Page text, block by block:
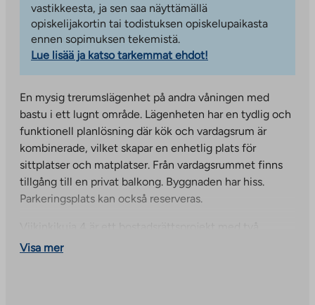
vastikkeesta, ja sen saa näyttämällä
opiskelijakortin tai todistuksen opiskelupaikasta
ennen sopimuksen tekemistä.
Lue lisää ja katso tarkemmat ehdot!
En mysig trerumslägenhet på andra våningen med
bastu i ett lugnt område. Lägenheten har en tydlig och
funktionell planlösning där kök och vardagsrum är
kombinerade, vilket skapar en enhetlig plats för
sittplatser och matplatser. Från vardagsrummet finns
tillgång till en privat balkong. Byggnaden har hiss.
Parkeringsplats kan också reserveras.
flerbostadshus och två radhus i Nissas, Vanda. Det
Visa mer